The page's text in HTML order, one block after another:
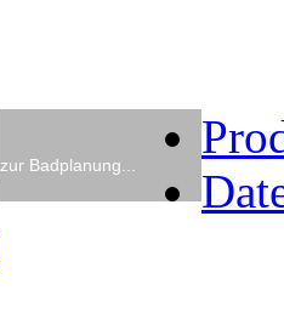
zur Badplanung...